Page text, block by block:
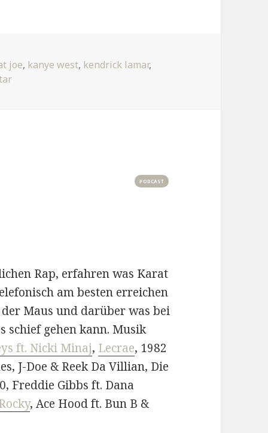
joe, kanye west, kendrick lamar,
zu Poetic Justice
PODCAST
Rap, erfahren was Karat
am besten erreichen
Maus und darüber was bei
schief gehen kann. Musik
ft. Nicki Minaj, Lecrae, 1982
J-Doe & Reek Da Villian, Die
Freddie Gibbs ft. Dana
, Ace Hood ft. Bun B &